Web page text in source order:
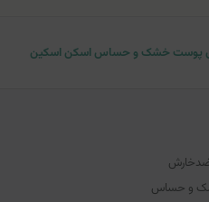
پوست خشک و حساس اسکن اسکین
ضدخارش
و حساس